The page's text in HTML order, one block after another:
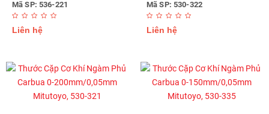
Mã SP: 536-221
Liên hệ
Mã SP: 530-322
Liên hệ